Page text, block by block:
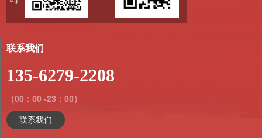
联系我们
135-6279-2208
（00：00 -23：00）
联系我们